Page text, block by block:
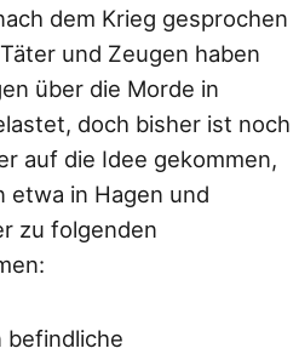
dem Krieg gesprochen
und Zeugen haben
über die Morde in
doch bisher ist noch
auf die Idee gekommen,
etwa in Hagen und
zu folgenden
befindliche